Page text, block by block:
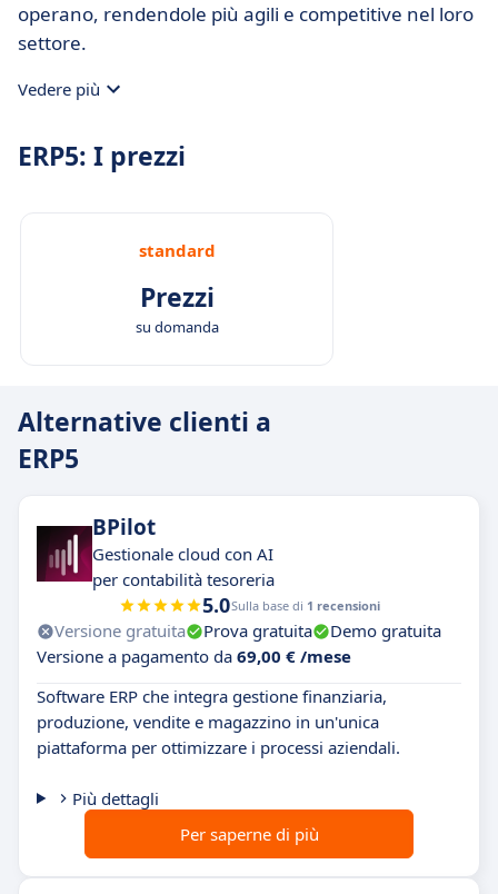
operano, rendendole più agili e competitive nel loro
settore.
Vedere più
ERP5: I prezzi
standard
Prezzi
su domanda
Alternative clienti a
ERP5
BPilot
Gestionale cloud con AI
per contabilità tesoreria
5.0Sulla base di 1 recensioni
Versione gratuita Prova gratuita
Demo gratuita
Versione a pagamento da 69,00 € /mese
Software ERP che integra gestione finanziaria,
produzione, vendite e magazzino in un'unica
piattaforma per ottimizzare i processi aziendali.
Più dettagli
Per saperne di più